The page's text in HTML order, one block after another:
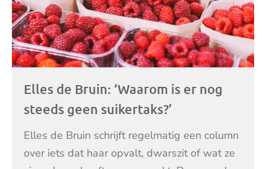
Elles de Bruin: ‘Waarom is er nog
steeds geen suikertaks?’
Elles de Bruin schrijft regelmatig een column
over iets dat haar opvalt, dwarszit of wat ze